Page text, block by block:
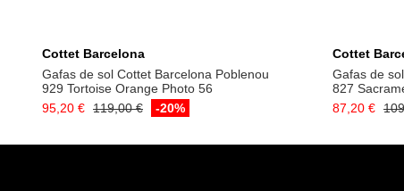
Cottet Barcelona
Gafas de sol Cottet Barcelona Poblenou
929 Tortoise Orange Photo 56
95,20 € 119,00 € -20%
Cottet
Gafas de
827
87,20 €